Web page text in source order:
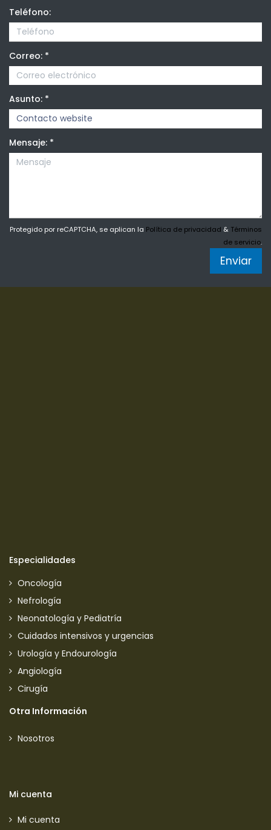
Teléfono:
Correo: *
Asunto: *
Mensaje: *
Protegido por reCAPTCHA, se aplican la Política de privacidad & Términos
de servicio.
Enviar
Especialidades
Oncología
Nefrología
Neonatología y Pediatría
Cuidados intensivos y urgencias
Urología y Endourología
Angiología
Cirugía
Otra Información
Nosotros
Mi cuenta
Mi cuenta